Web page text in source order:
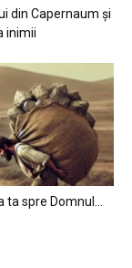
din Capernaum și
inimii
ta spre Domnul…